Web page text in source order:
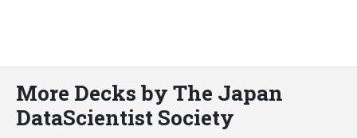
More Decks by The Japan
DataScientist Society